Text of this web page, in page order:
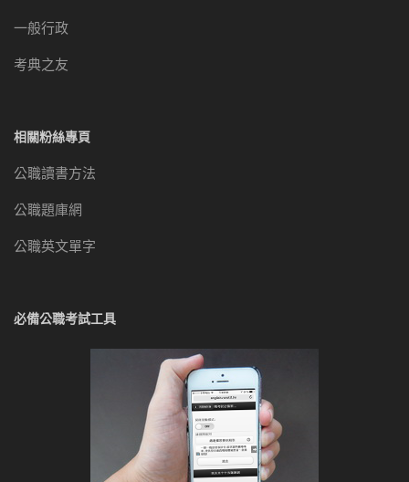
一般行政
考典之友
相關粉絲專頁
公職讀書方法
公職題庫網
公職英文單字
必備公職考試工具